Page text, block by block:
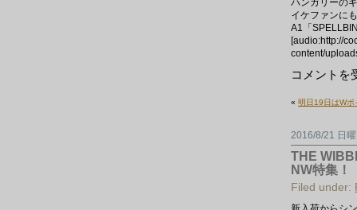
ハンガリーの
イケファンに
A1「
[audio:http://
content/
SAUTER-
FINEGAN
ら
ま
で
モ
ン
ド
変
コメントを
« 明日19日はWポ
2016/8/21 日
THE
NW特集！
Filed under: